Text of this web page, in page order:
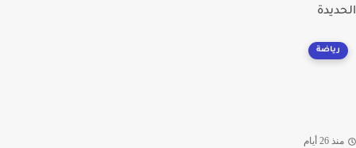
رياضة
26 أيام